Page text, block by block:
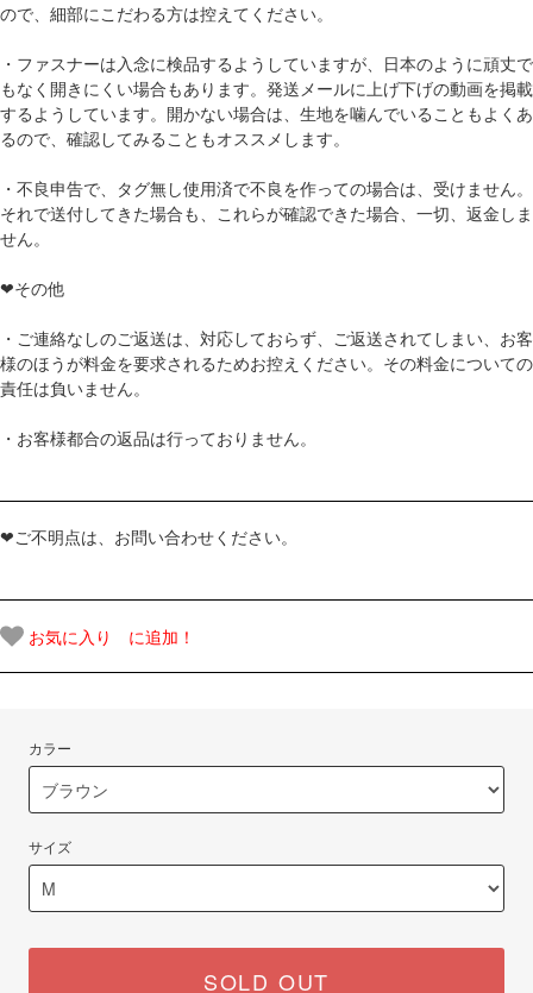
ので、細部にこだわる方は控えてください。
・ファスナーは入念に検品するようしていますが、日本のように頑丈で
もなく開きにくい場合もあります。発送メールに上げ下げの動画を掲載
するようしています。開かない場合は、生地を噛んでいることもよくあ
るので、確認してみることもオススメします。
・不良申告で、タグ無し使用済で不良を作っての場合は、受けません。
それで送付してきた場合も、これらが確認できた場合、一切、返金しま
せん。
❤その他
・ご連絡なしのご返送は、対応しておらず、ご返送されてしまい、お客
様のほうが料金を要求されるためお控えください。その料金についての
責任は負いません。
・お客様都合の返品は行っておりません。
❤ご不明点は、お問い合わせください。
お気に入り に追加！
カラー
サイズ
SOLD OUT